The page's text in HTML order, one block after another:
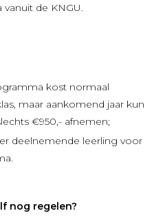
de KNGU.
kost normaal
maar aankomend jaar kun
€950,- afnemen;
deelnemende leerling voor
nog regelen?